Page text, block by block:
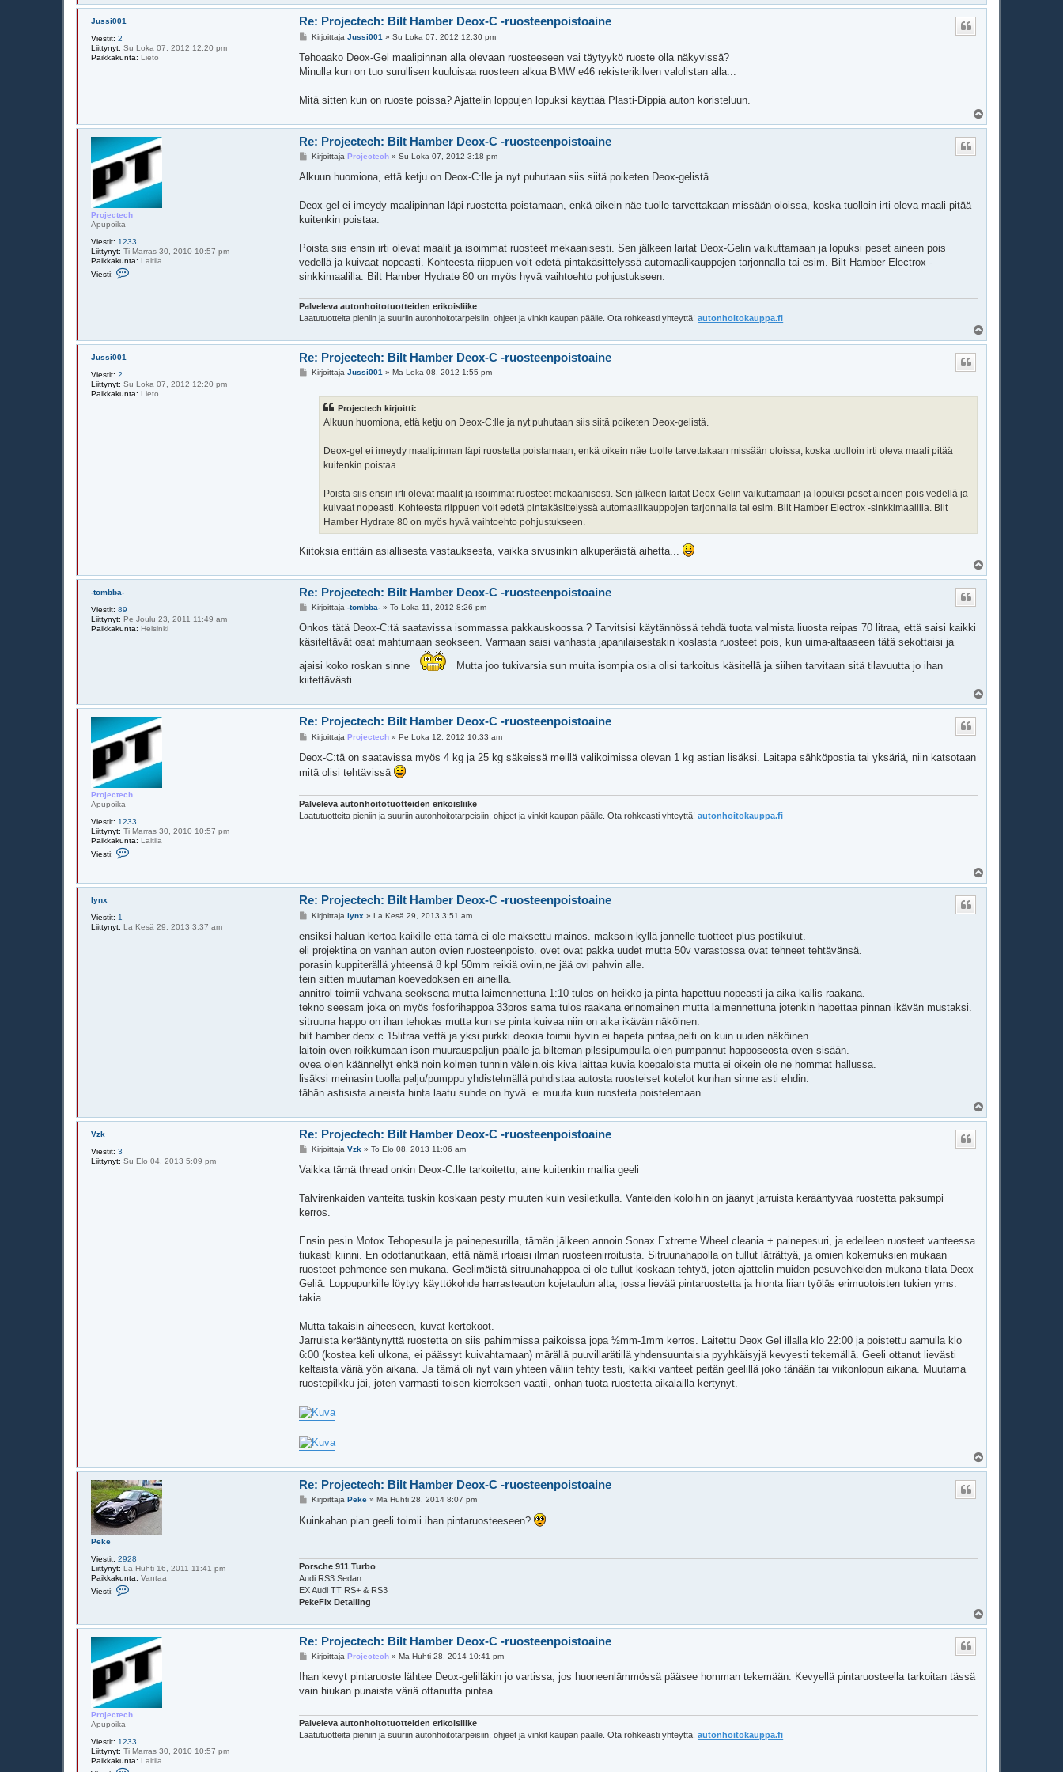
l
Jussi001
Viestit: 2
Liittynyt: Su Loka 07, 2012 12:20 pm
Paikkakunta: Lieto
Re: Projectech: Bilt Hamber Deox-C -ruosteenpoistoaine
V
e
t
KirjoittajaJussi001 »Su Loka 07, 2012 12:30 pm
Tehoaako Deox-Gel maalipinnan alla olevaan ruosteeseen vai täytyykö ruoste olla näkyvissä?
Minulla kun on tuo surullisen kuuluisaa ruosteen alkua BMW e46 rekisterikilven valolistan alla...
Mitä sitten kun on ruoste poissa? Ajattelin loppujen lopuksi käyttää Plasti-Dippiä auton koristeluun.
l
Projectech
Apupoika
Viestit: 1233
Liittynyt: Ti Marras 30, 2010 10:57 pm
Paikkakunta: Laitila
Viesti:
o
t
e
Re: Projectech: Bilt Hamber Deox-C -ruosteenpoistoaine
V
e
i
KirjoittajaProjectech »Su Loka 07, 2012 3:18 pm
Alkuun huomiona, että ketju on Deox-C:lle ja nyt puhutaan siis siitä poiketen Deox-gelistä.
Deox-gel ei imeydy maalipinnan läpi ruostetta poistamaan, enkä oikein näe tuolle tarvettakaan missään oloissa, koska tuolloin irti oleva maali pitää
kuitenkin poistaa.
Poista siis ensin irti olevat maalit ja isoimmat ruosteet mekaanisesti. Sen jälkeen laitat Deox-Gelin vaikuttamaan ja lopuksi peset aineen pois
vedellä ja kuivaat nopeasti. Kohteesta riippuen voit edetä pintakäsittelyssä automaalikauppojen tarjonnalla tai esim. Bilt Hamber Electrox -
sinkkimaalilla. Bilt Hamber Hydrate 80 on myös hyvä vaihtoehto pohjustukseen.
Palveleva autonhoitotuotteiden erikoisliike
Laatutuotteita pieniin ja suuriin autonhoitotarpeisiin, ohjeet ja vinkit kaupan päälle. Ota rohkeasti yhteyttä!autonhoitokauppa.fi
l
Jussi001
Viestit: 2
Liittynyt: Su Loka 07, 2012 12:20 pm
Paikkakunta: Lieto
Re: Projectech: Bilt Hamber Deox-C -ruosteenpoistoaine
VKirjoittajaJussi001 »Ma Loka 08, 2012 1:55 pm
Projectech kirjoitti:
Alkuun huomiona, että ketju on Deox-C:lle ja nyt puhutaan siis siitä poiketen Deox-gelistä.
Deox-gel ei imeydy maalipinnan läpi ruostetta poistamaan, enkä oikein näe tuolle tarvettakaan missään oloissa, koska tuolloin irti oleva maali pitää
kuitenkin poistaa.
Poista siis ensin irti olevat maalit ja isoimmat ruosteet mekaanisesti. Sen jälkeen laitat Deox-Gelin vaikuttamaan ja lopuksi peset aineen pois vedellä ja
kuivaat nopeasti. Kohteesta riippuen voit edetä pintakäsittelyssä automaalikauppojen tarjonnalla tai esim. Bilt Hamber Electrox -sinkkimaalilla. Bilt
Hamber Hydrate 80 on myös hyvä vaihtoehto pohjustukseen.
Kiitoksia erittäin asiallisesta vastauksesta, vaikka sivusinkin alkuperäistä aihetta...
l
-tombba-
Viestit: 89
Liittynyt: Pe Joulu 23, 2011 11:49 am
Paikkakunta: Helsinki
Re: Projectech: Bilt Hamber Deox-C -ruosteenpoistoaine
V
e
t
Kirjoittaja-tombba- »To Loka 11, 2012 8:26 pm
Onkos tätä Deox-C:tä saatavissa isommassa pakkauskoossa ? Tarvitsisi käytännössä tehdä tuota valmista liuosta reipas 70 litraa, että saisi kaikki
käsiteltävät osat mahtumaan seokseen. Varmaan saisi vanhasta japanilaisestakin koslasta ruosteet pois, kun uima-altaaseen tätä sekottaisi ja
ajaisi koko roskan sinne
Mutta joo tukivarsia sun muita isompia osia olisi tarkoitus käsitellä ja siihen tarvitaan sitä tilavuutta jo ihan
kiitettävästi.
l
Projectech
Apupoika
Viestit: 1233
Liittynyt: Ti Marras 30, 2010 10:57 pm
Paikkakunta: Laitila
Viesti:
t
o
Re: Projectech: Bilt Hamber Deox-C -ruosteenpoistoaine
V
e
t
KirjoittajaProjectech »Pe Loka 12, 2012 10:33 am
Deox-C:tä on saatavissa myös 4 kg ja 25 kg säkeissä meillä valikoimissa olevan 1 kg astian lisäksi. Laitapa sähköpostia tai yksäriä, niin katsotaan
mitä olisi tehtävissä
Palveleva autonhoitotuotteiden erikoisliike
Laatutuotteita pieniin ja suuriin autonhoitotarpeisiin, ohjeet ja vinkit kaupan päälle. Ota rohkeasti yhteyttä!autonhoitokauppa.fi
l
lynx
Viestit: 1
Liittynyt: La Kesä 29, 2013 3:37 am
Re: Projectech: Bilt Hamber Deox-C -ruosteenpoistoaine
V
e
i
Kirjoittajalynx »La Kesä 29, 2013 3:51 am
ensiksi haluan kertoa kaikille että tämä ei ole maksettu mainos. maksoin kyllä jannelle tuotteet plus postikulut.
eli projektina on vanhan auton ovien ruosteenpoisto. ovet ovat pakka uudet mutta 50v varastossa ovat tehneet tehtävänsä.
porasin kuppiterällä yhteensä 8 kpl 50mm reikiä oviin,ne jää ovi pahvin alle.
tein sitten muutaman koevedoksen eri aineilla.
annitrol toimii vahvana seoksena mutta laimennettuna 1:10 tulos on heikko ja pinta hapettuu nopeasti ja aika kallis raakana.
tekno seesam joka on myös fosforihappoa 33pros sama tulos raakana erinomainen mutta laimennettuna jotenkin hapettaa pinnan ikävän mustaksi.
sitruuna happo on ihan tehokas mutta kun se pinta kuivaa niin on aika ikävän näköinen.
bilt hamber deox c 15litraa vettä ja yksi purkki deoxia toimii hyvin ei hapeta pintaa,pelti on kuin uuden näköinen.
laitoin oven roikkumaan ison muurauspaljun päälle ja bilteman pilssipumpulla olen pumpannut happoseosta oven sisään.
ovea olen käännellyt ehkä noin kolmen tunnin välein.ois kiva laittaa kuvia koepaloista mutta ei oikein ole ne hommat hallussa.
lisäksi meinasin tuolla palju/pumppu yhdistelmällä puhdistaa autosta ruosteiset kotelot kunhan sinne asti ehdin.
tähän astisista aineista hinta laatu suhde on hyvä. ei muuta kuin ruosteita poistelemaan.
l
Vzk
Viestit: 3
Liittynyt: Su Elo 04, 2013 5:09 pm
Re: Projectech: Bilt Hamber Deox-C -ruosteenpoistoaine
V
e
i
KirjoittajaVzk »To Elo 08, 2013 11:06 am
Vaikka tämä thread onkin Deox-C:lle tarkoitettu, aine kuitenkin mallia geeli
Talvirenkaiden vanteita tuskin koskaan pesty muuten kuin vesiletkulla. Vanteiden koloihin on jäänyt jarruista kerääntyvää ruostetta paksumpi
kerros.
Ensin pesin Motox Tehopesulla ja painepesurilla, tämän jälkeen annoin Sonax Extreme Wheel cleania + painepesuri, ja edelleen ruosteet vanteessa
tiukasti kiinni. En odottanutkaan, että nämä irtoaisi ilman ruosteenirroitusta. Sitruunahapolla on tullut läträttyä, ja omien kokemuksien mukaan
ruosteet pehmenee sen mukana. Geelimäistä sitruunahappoa ei ole tullut koskaan tehtyä, joten ajattelin muiden pesuvehkeiden mukana tilata Deox
Geliä. Loppupurkille löytyy käyttökohde harrasteauton kojetaulun alta, jossa lievää pintaruostetta ja hionta liian työläs erimuotoisten tukien yms.
takia.
Mutta takaisin aiheeseen, kuvat kertokoot.
Jarruista kerääntynyttä ruostetta on siis pahimmissa paikoissa jopa ½mm-1mm kerros. Laitettu Deox Gel illalla klo 22:00 ja poistettu aamulla klo
6:00 (kostea keli ulkona, ei päässyt kuivahtamaan) märällä puuvillarätillä yhdensuuntaisia pyyhkäisyjä kevyesti tekemällä. Geeli ottanut lievästi
keltaista väriä yön aikana. Ja tämä oli nyt vain yhteen väliin tehty testi, kaikki vanteet peitän geelillä joko tänään tai viikonlopun aikana. Muutama
ruostepilkku jäi, joten varmasti toisen kierroksen vaatii, onhan tuota ruostetta aikalailla kertynyt.
l
Peke
Viestit: 2928
Liittynyt: La Huhti 16, 2011 11:41 pm
Paikkakunta: Vantaa
Viesti:
t
e
k
Re: Projectech: Bilt Hamber Deox-C -ruosteenpoistoaine
V
e
s
KirjoittajaPeke »Ma Huhti 28, 2014 8:07 pm
Kuinkahan pian geeli toimii ihan pintaruosteeseen?
Porsche 911 Turbo
Audi RS3 Sedan
EX Audi TT RS+ & RS3
PekeFix Detailing
l
Projectech
Apupoika
Viestit: 1233
Liittynyt: Ti Marras 30, 2010 10:57 pm
Paikkakunta: Laitila
Re: Projectech: Bilt Hamber Deox-C -ruosteenpoistoaine
V
e
t
KirjoittajaProjectech »Ma Huhti 28, 2014 10:41 pm
Ihan kevyt pintaruoste lähtee Deox-gelilläkin jo vartissa, jos huoneenlämmössä pääsee homman tekemään. Kevyellä pintaruosteella tarkoitan tässä
vain hiukan punaista väriä ottanutta pintaa.
Palveleva autonhoitotuotteiden erikoisliike
Laatutuotteita pieniin ja suuriin autonhoitotarpeisiin, ohjeet ja vinkit kaupan päälle. Ota rohkeasti yhteyttä!autonhoitokauppa.fi